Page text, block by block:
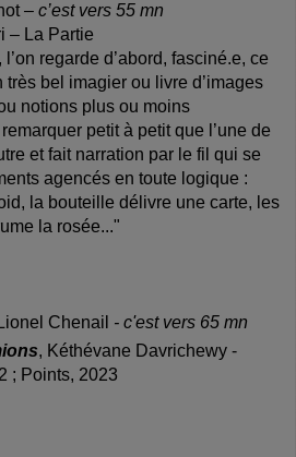
– c’est vers 55 mn
– La Partie
l’on regarde d’abord, fasciné.e, ce
bel imagier ou livre d’images
notions plus ou moins
petit à petit que l’une de
et fait narration par le fil qui se
agencés en toute logique :
la bouteille délivre une carte, les
la rosée..."
Lionel Chenail - c'est vers 65 mn
, Kéthévane Davrichewy -
; Points, 2023